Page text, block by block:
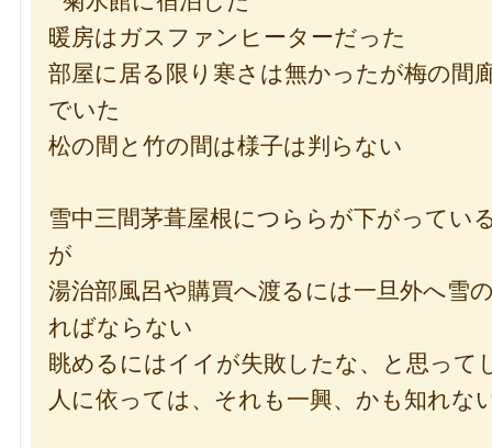
暖房はガスファンヒーターだった
部屋に居る限り寒さは無かったが梅の間
でいた
松の間と竹の間は様子は判らない
雪中三間茅葺屋根につららが下がってい
が
湯治部風呂や購買へ渡るには一旦外へ雪
ればならない
眺めるにはイイが失敗したな、と思って
人に依っては、それも一興、かも知れな